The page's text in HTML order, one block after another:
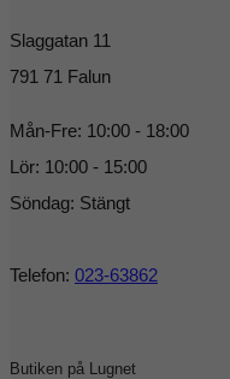
Slaggatan 11
791 71 Falun
Mån-Fre: 10:00 - 18:00
Lör: 10:00 - 15:00
Söndag: Stängt
Telefon: 023-63862
Butiken på Lugnet